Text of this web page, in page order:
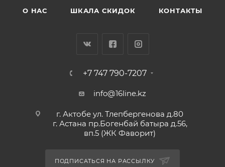
О НАС ШКАЛА СКИДОК КОНТАКТЫ
+7 747 790-7207
info@16line.kz
г. Актобе ул. Тлепбергенова д.80
г. Астана пр.Богенбай батыра д.56,
вп.5 (ЖК Фаворит)
ПОДПИСАТЬСЯ НА РАССЫЛКУ